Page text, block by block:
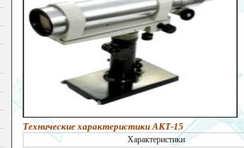
Технические характеристики АКТ-15
Характеристики